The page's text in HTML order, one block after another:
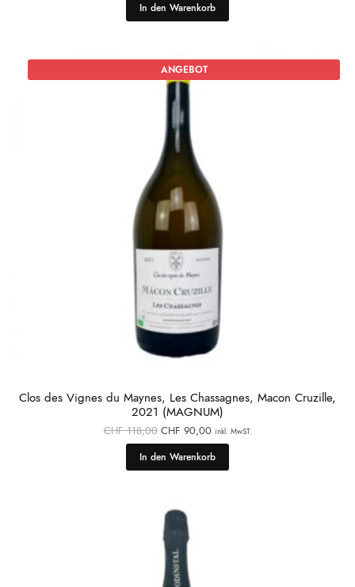
In den Warenkorb
ANGEBOT
Clos des Vignes du Maynes, Les Chassagnes, Macon Cruzille,
2021 (MAGNUM)
CHF118,00 Ursprünglicher
Preis war:
CHF 118,00
CHF 90,00 Aktueller
Preis ist:
CHF 90,00.
inkl. MwST.
In den Warenkorb